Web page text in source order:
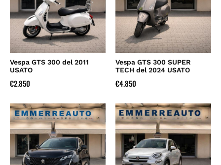
Vespa GTS 300 del 2011
USATO
€2.850
Vespa GTS 300 SUPER
TECH del 2024 USATO
€4.850